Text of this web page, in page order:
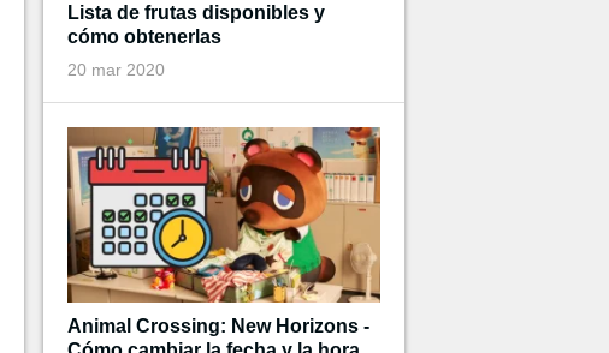
Lista de frutas disponibles y
cómo obtenerlas
20 mar 2020
Animal Crossing: New Horizons -